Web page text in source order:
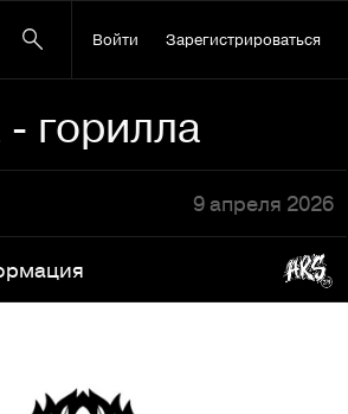
Войти Зарегистрироваться
горилла
9 апреля 2026